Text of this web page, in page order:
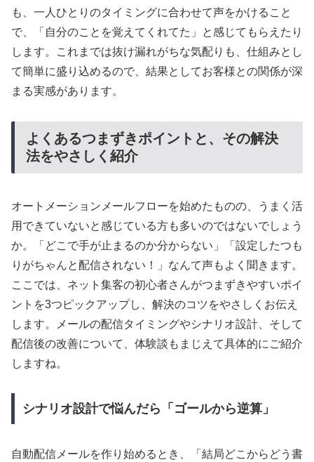
も、一人ひとりのタイミングに合わせて声をかけること
で、「自分のことを覚えてくれてた」と感じてもらえたり
します。これまでは抜け漏れがちな気配りも、仕組みとし
て簡単に盛り込めるので、結果としてお客様との関係が深
まる実感があります。
よくあるつまずきポイントと、その解決
法をやさしく紹介
オートメーションメールフローを始めたものの、うまく活
用できていないと感じている方も多いのではないでしょう
か。「どこで手が止まるのか分からない」「設定したつも
りがちゃんと配信されない！」なんて声もよく聞きます。
ここでは、ネット集客の初心者さんがつまずきやすいポイ
ントを3つピックアップし、解決のコツをやさしくお伝え
します。メールの配信タイミングやシナリオ設計、そして
配信後の改善について、体験談もまじえて具体的にご紹介
しますね。
シナリオ設計で悩んだら「ゴールから逆算」
自動配信メールを作り始めるとき、「結局どこからどう書